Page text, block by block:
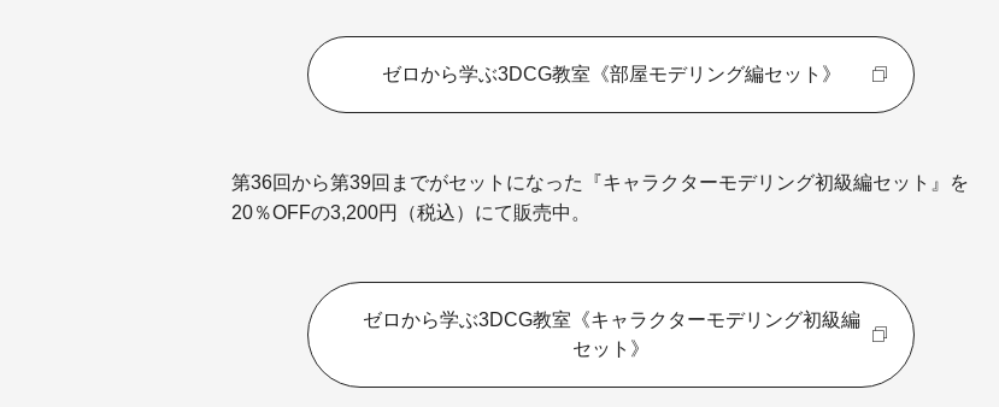
ゼロから学ぶ3DCG教室《部屋モデリング編セット》
第36回から第39回までがセットになった『キャラクターモデリング初級編セット』を
20％OFFの3,200円（税込）にて販売中。
ゼロから学ぶ3DCG教室《キャラクターモデリング初級編
セット》